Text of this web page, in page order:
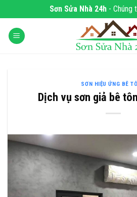
to
content
Sơn Sửa Nhà 24h- Chúng tôi
SƠN HIỆU ỨNG BÊ
Dịch vụ sơn giả bê